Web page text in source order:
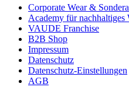
Corporate Wear &
Academy für nachhaltiges
VAUDE Franchise
B2B Shop
Impressum
Datenschutz
Datenschutz-Einstellungen
AGB